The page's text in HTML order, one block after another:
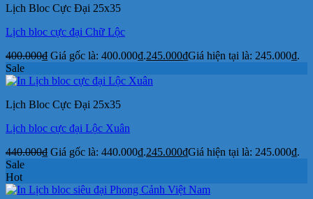
Lịch Bloc Cực Đại 25x35
Lịch bloc cực đại Chữ Lộc
400.000₫ Giá gốc là: 400.000₫.245.000₫Giá hiện tại là: 245.000₫.
Sale
Lịch Bloc Cực Đại 25x35
Lịch bloc cực đại Lộc Xuân
440.000₫ Giá gốc là: 440.000₫.245.000₫Giá hiện tại là: 245.000₫.
Sale
Hot